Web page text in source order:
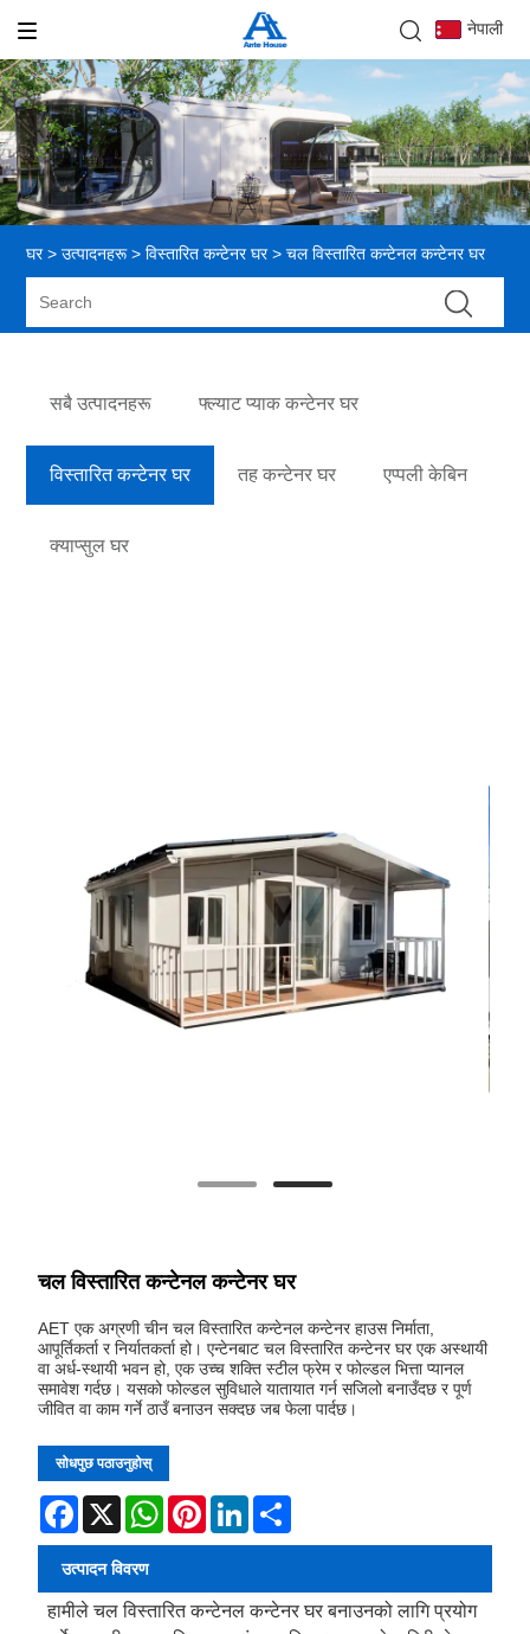
नेपाली
घर > उत्पादनहरू>विस्तारित कन्टेनर घर> चल विस्तारित कन्टेनल कन्टेनर घर
सबै उत्पादनहरू फ्ल्याट प्याक कन्टेनर घर
विस्तारित कन्टेनर घर तह कन्टेनर घर एप्पली केबिन
क्याप्सुल घर
चल विस्तारित कन्टेनल कन्टेनर घर
AET एक अग्रणी चीन चल विस्तारित कन्टेनल कन्टेनर हाउस निर्माता,
आपूर्तिकर्ता र निर्यातकर्ता हो। एन्टेनबाट चल विस्तारित कन्टेनर घर एक अस्थायी
वा अर्ध-स्थायी भवन हो, एक उच्च शक्ति स्टील फ्रेम र फोल्डल भित्ता प्यानल
समावेश गर्दछ। यसको फोल्डल सुविधाले यातायात गर्न सजिलो बनाउँदछ र पूर्ण
जीवित वा काम गर्ने ठाउँ बनाउन सक्दछ जब फेला पार्दछ।
सोधपुछ पठाउनुहोस्
Facebook
X WhatsAppPinterestLinkedIn
उत्पादन विवरण
हामीले चल विस्तारित कन्टेनल कन्टेनर घर बनाउनको लागि प्रयोग